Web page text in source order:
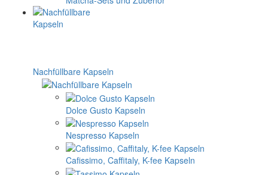
Nachfüllbare Kapseln
Dolce Gusto Kapseln
Nespresso Kapseln
Cafissimo, Caffitaly, K-fee Kapseln